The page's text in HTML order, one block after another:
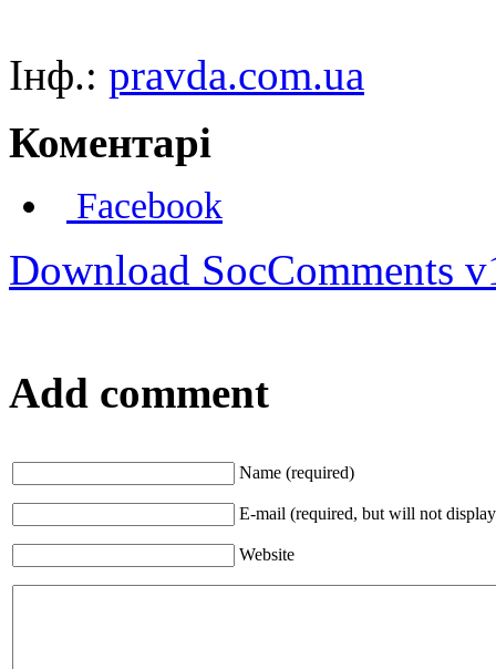
Інф.: pravda.com.ua
Коментарі
Facebook
Download SocComments
Add comment
Name (required)
E-mail (required, but will not
Website